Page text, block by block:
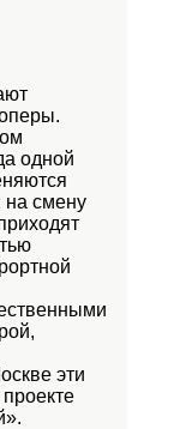
одной
на смену
эти